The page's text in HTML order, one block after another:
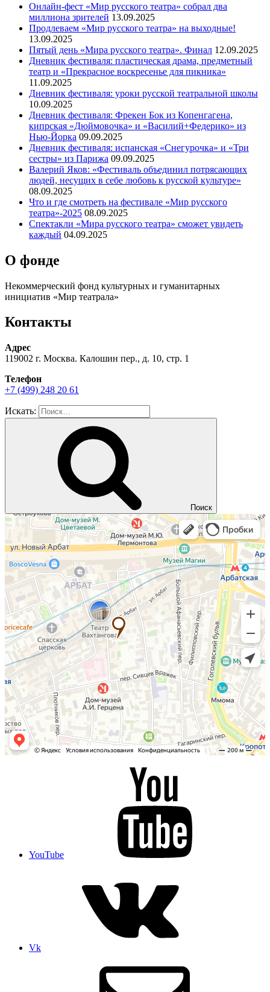
Онлайн-фест «Мир русского театра» собрал два
миллиона зрителей 13.09.2025
Продлеваем «Мир русского театра» на выходные!
13.09.2025
Пятый день «Мира русского театра». Финал 12.09.2025
Дневник фестиваля: пластическая драма, предметный
театр и «Прекрасное воскресенье для пикника»
11.09.2025
Дневник фестиваля: уроки русской театральной школы
10.09.2025
Дневник фестиваля: Фрекен Бок из Копенгагена,
кипрская «Дюймовочка» и «Василий+Федерико» из
Нью-Йорка 09.09.2025
Дневник фестиваля: испанская «Снегурочка» и «Три
сестры» из Парижа 09.09.2025
Валерий Яков: «Фестиваль объединил потрясающих
людей, несущих в себе любовь к русской культуре»
08.09.2025
Что и где смотреть на фестивале «Мир русского
театра»-2025 08.09.2025
Спектакли «Мира русского театра» сможет увидеть
каждый 04.09.2025
О фонде
Некоммерческий фонд культурных и гуманитарных
инициатив «Мир театрала»
Контакты
Адрес
119002 г. Москва. Калошин пер., д. 10, стр. 1
Телефон
+7 (499) 248 20 61
Искать:
Поиск
YouTube
Vk